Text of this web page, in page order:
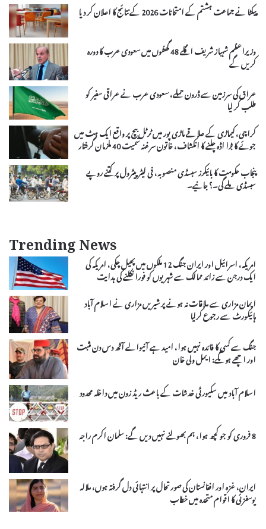
پیکٹا نے جماعت ہشتم کے امتحانات 2026 کے نتائج کا اعلان کر دیا
وزیراعظم شہباز شریف اگلے 48 گھنٹوں میں سعودی عرب کا دورہ
کریں گے
عراق کی سرزمین سے ڈرون حملے، سعودی عرب نے عراقی سفیر کو
طلب کر لیا
کراچی، کیماڑی کے علاقے ماڑی پور میں ٹرٹل بیچ پر واقع ایک ہٹ میں
جوئے کا بڑا اڈہ چلنے کا انکشاف، خاتون سرغنہ سمیت 40 ملزمان گرفتار
پنجاب حکومت کا بائیکرز سبسڈی منصوبہ، فی لیٹر پیٹرول پر کتنے روپے
سبسڈی ملے گی۔؟ جانیے۔
Trending News
امریکہ، اسرائیل اور ایران جنگ 12 ملکوں میں پھیل چکی، امریکہ کی
ایک درجن سے زائد ممالک سے شہریوں کو فورا نکلنے کی ہدایت
ایمان مزاری سے ملاقات نہ ہونے پر شیریں مزاری نے اسلام آباد
ہائیکورٹ سے رجوع کرلیا
جنگ سے کسی کا فائدہ نہیں ہوا، امید ہے آنیوالے آٹھ دس دن مثبت
اور اچھے ہوںگے: ایمل ولی خان
اسلام آباد میں سکیورٹی خدشات کے باعث ریڈ زون میں داخلہ محدود
8 فروری کو جو کچھ ہوا، ہم بھولنے نہیں دیں گے: سلمان اکرم راجہ
ایران، غزہ اور افغانستان کی صورتحال پر انتہائی دل گرفتہ ہوں، ملالہ
یوسفزئی کا اقوام متحدہ میں خطاب